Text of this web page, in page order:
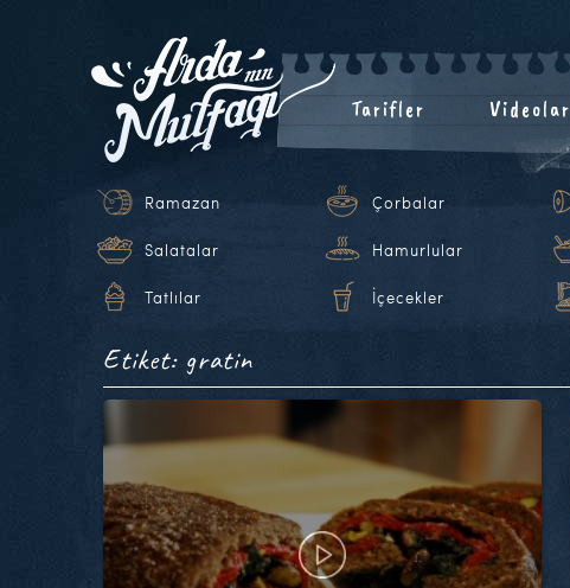
Tarifler Videolar
Ramazan Çorbalar
Salatalar Hamurlular
Tatlılar İçecekler
Etiket: gratin